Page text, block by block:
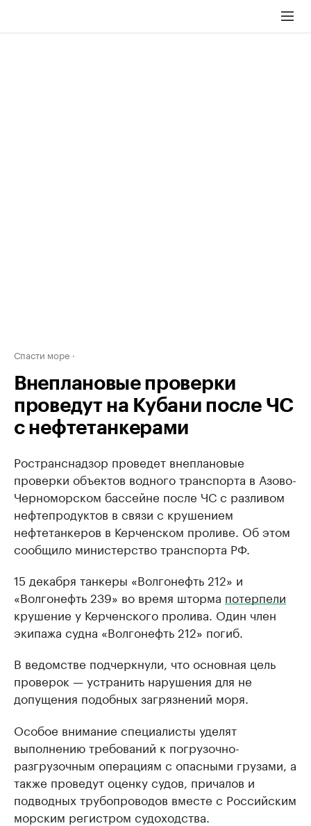
Спасти море
Внеплановые проверки
проведут на Кубани после ЧС
с нефтетанкерами
Ространснадзор проведет внеплановые
проверки объектов водного транспорта в Азово-
Черноморском бассейне после ЧС с разливом
нефтепродуктов в связи с крушением
нефтетанкеров в Керченском проливе. Об этом
сообщило министерство транспорта РФ.
15 декабря танкеры «Волгонефть 212» и
«Волгонефть 239» во время шторма потерпели
крушение у Керченского пролива. Один член
экипажа судна «Волгонефть 212» погиб.
В ведомстве подчеркнули, что основная цель
проверок — устранить нарушения для не
допущения подобных загрязнений моря.
Особое внимание специалисты уделят
выполнению требований к погрузочно-
разгрузочным операциям с опасными грузами, а
также проведут оценку судов, причалов и
подводных трубопроводов вместе с Российским
морским регистром судоходства.